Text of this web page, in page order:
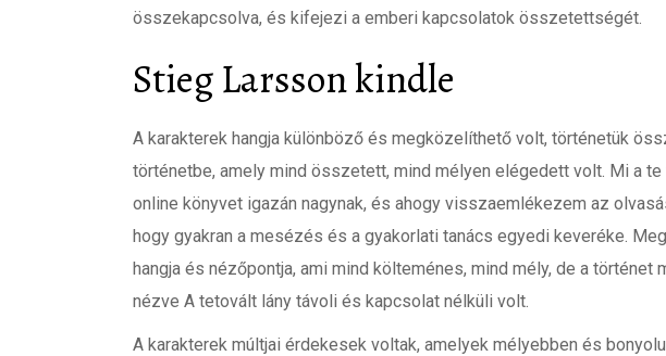
összekapcsolva, és kifejezi a emberi kapcsolatok összetettségét.
Stieg Larsson kindle
A karakterek hangja különböző és megközelíthető volt, történetük
történetbe, amely mind összetett, mind mélyen elégedett volt. Mi a
online könyvet igazán nagynak, és ahogy visszaemlékezem az
hogy gyakran a mesézés és a gyakorlati tanács egyedi keveréke.
hangja és nézőpontja, ami mind költeménes, mind mély, de a történet
nézve A tetovált lány távoli és kapcsolat nélküli volt.
A karakterek múltjai érdekesek voltak, amelyek mélyebben és